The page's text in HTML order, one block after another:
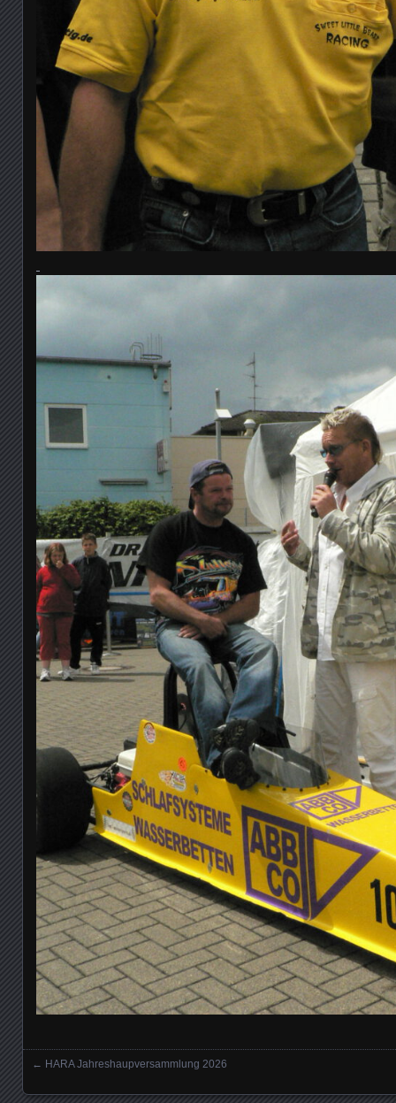
← HARA Jahreshaupversammlung 2026